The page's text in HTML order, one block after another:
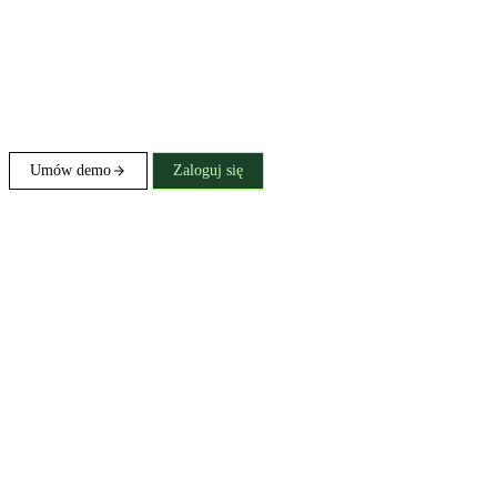
Umów demo Zaloguj się